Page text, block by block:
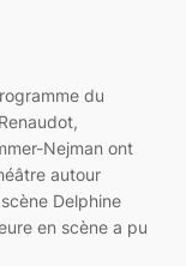
du
Nejman ont
autour
Delphine
en scène a pu